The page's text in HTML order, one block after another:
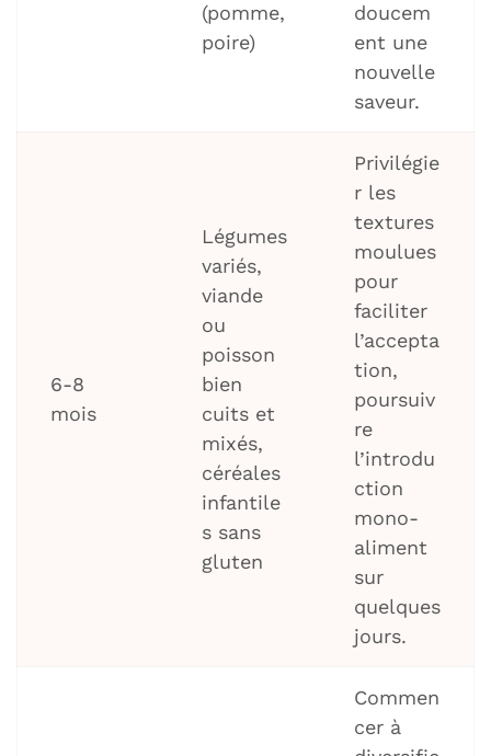
(pomme,
poire)
doucem
ent une
nouvelle
saveur.
6-8
mois
Légumes
variés,
viande
ou
poisson
bien
cuits et
mixés,
céréales
infantile
s sans
gluten
Privilégie
r les
textures
moulues
pour
faciliter
l’accepta
tion,
poursuiv
re
l’introdu
ction
mono-
aliment
sur
quelques
jours.
Commen
cer à